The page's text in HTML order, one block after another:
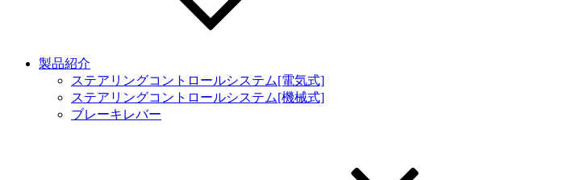
製品紹介
ステアリングコントロールシステム[電気式]
ステアリングコントロールシステム[機械式]
ブレーキレバー